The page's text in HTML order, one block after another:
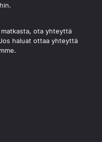
ota yhteyttä
haluat ottaa yhteyttä